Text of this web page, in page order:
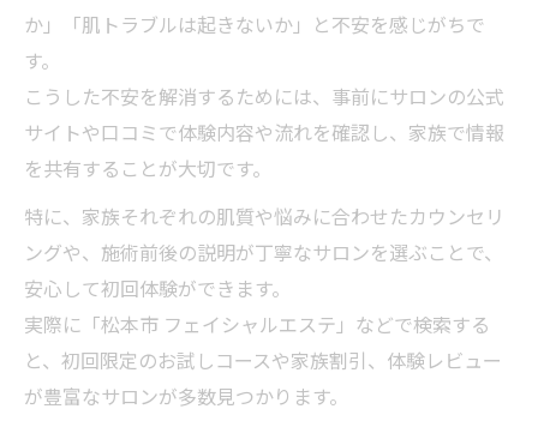
か」「肌トラブルは起きないか」と不安を感じがちで
す。
こうした不安を解消するためには、事前にサロンの公式
サイトや口コミで体験内容や流れを確認し、家族で情報
を共有することが大切です。
特に、家族それぞれの肌質や悩みに合わせたカウンセリ
ングや、施術前後の説明が丁寧なサロンを選ぶことで、
安心して初回体験ができます。
実際に「松本市 フェイシャルエステ」などで検索する
と、初回限定のお試しコースや家族割引、体験レビュー
が豊富なサロンが多数見つかります。